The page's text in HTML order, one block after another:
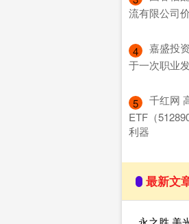
流有限公司
4
嘉盛投
于一次职业
5
千红网
ETF（
利器
最新文